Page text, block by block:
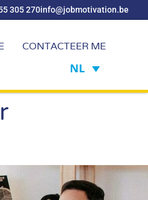
305 270info@jobmotivation.be
CONTACTEER ME
NL